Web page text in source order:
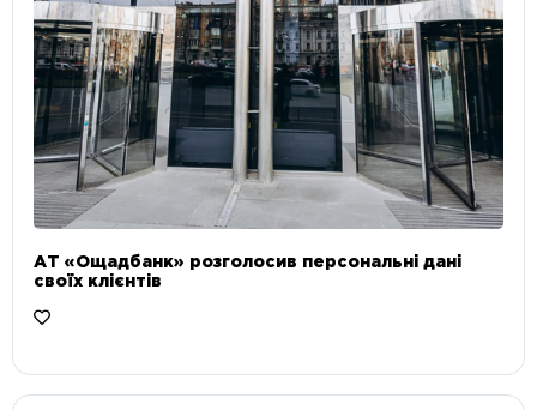
АТ «Ощадбанк» розголосив персональні дані
своїх клієнтів